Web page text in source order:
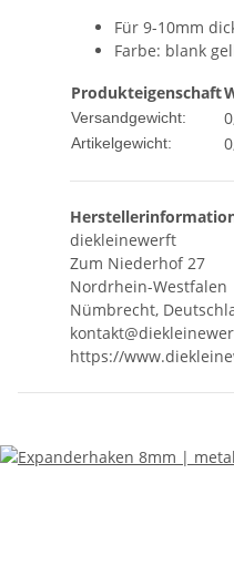
Für 9-10mm
Farbe: blank
Produkteigenschaft
Versandgewicht:
Artikelgewicht:
diekleinewerft
Zum Niederhof 27
Nordrhein-Westfalen
Nümbrecht,
https://